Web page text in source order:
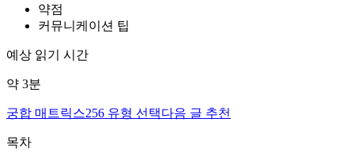
약점
커뮤니케이션 팁
예상 읽기 시간
약 3분
궁합 매트릭스256 유형 선택다음 글 추천
목차